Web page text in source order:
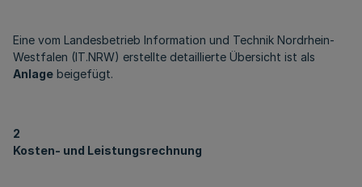
Eine vom Landesbetrieb Information und Technik Nordrhein-
Westfalen (IT.NRW) erstellte detaillierte Übersicht ist als
Anlage beigefügt.
2
Kosten- und Leistungsrechnung